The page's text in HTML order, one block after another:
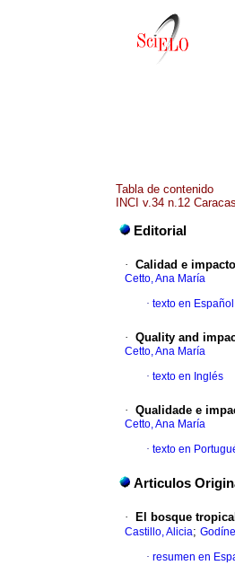
Tabla de contenido
INCI v.34 n.12
Editorial
· Calidad e
Cetto, Ana María
· texto en Español
· Quality and
Cetto, Ana María
· texto en Inglés
· Qualidade e
Cetto, Ana María
· texto en
Articulos
· El bosque
Castillo, Alicia;
· resumen en